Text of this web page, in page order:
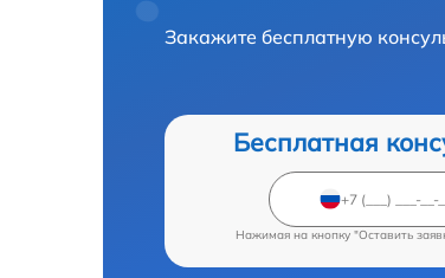
Закажите бесплатную
Бесплатная
Нажимая на кнопку "Оставить